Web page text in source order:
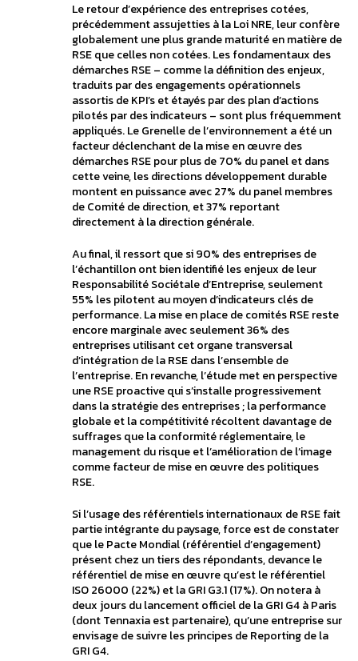
Le retour d’expérience des entreprises cotées,
précédemment assujetties à la Loi NRE, leur confère
globalement une plus grande maturité en matière de
RSE que celles non cotées. Les fondamentaux des
démarches RSE – comme la définition des enjeux,
traduits par des engagements opérationnels
assortis de KPI’s et étayés par des plan d’actions
pilotés par des indicateurs – sont plus fréquemment
appliqués. Le Grenelle de l’environnement a été un
facteur déclenchant de la mise en œuvre des
démarches RSE pour plus de 70% du panel et dans
cette veine, les directions développement durable
montent en puissance avec 27% du panel membres
de Comité de direction, et 37% reportant
directement à la direction générale.
Au final, il ressort que si 90% des entreprises de
l’échantillon ont bien identifié les enjeux de leur
Responsabilité Sociétale d’Entreprise, seulement
55% les pilotent au moyen d’indicateurs clés de
performance. La mise en place de comités RSE reste
encore marginale avec seulement 36% des
entreprises utilisant cet organe transversal
d’intégration de la RSE dans l’ensemble de
l’entreprise. En revanche, l’étude met en perspective
une RSE proactive qui s’installe progressivement
dans la stratégie des entreprises ; la performance
globale et la compétitivité récoltent davantage de
suffrages que la conformité réglementaire, le
management du risque et l’amélioration de l’image
comme facteur de mise en œuvre des politiques
RSE.
Si l’usage des référentiels internationaux de RSE fait
partie intégrante du paysage, force est de constater
que le Pacte Mondial (référentiel d’engagement)
présent chez un tiers des répondants, devance le
référentiel de mise en œuvre qu’est le référentiel
ISO 26000 (22%) et la GRI G3.1 (17%). On notera à
deux jours du lancement officiel de la GRI G4 à Paris
(dont Tennaxia est partenaire), qu’une entreprise sur
envisage de suivre les principes de Reporting de la
GRI G4.